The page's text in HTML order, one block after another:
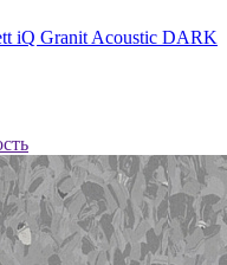
iQ Granit Acoustic DARK